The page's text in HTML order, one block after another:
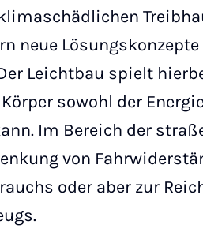
neue
Leichtbau spielt
sowohl der
Im Bereich der
von
oder aber zur